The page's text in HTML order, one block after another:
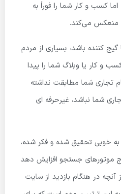
کسب و کار شما را فوراً به
منعکس می‌کند.
گیج کننده باشد، بسیاری از مردم
و کار یا وبلاگ شما را پیدا
تجاری شما مطابقت نداشته
شما نباشد، غیرحرفه ای
به خوبی تحقیق شده و فکر شده،
موتورهای جستجو افزایش دهد
آنچه در هنگام بازدید از سایت